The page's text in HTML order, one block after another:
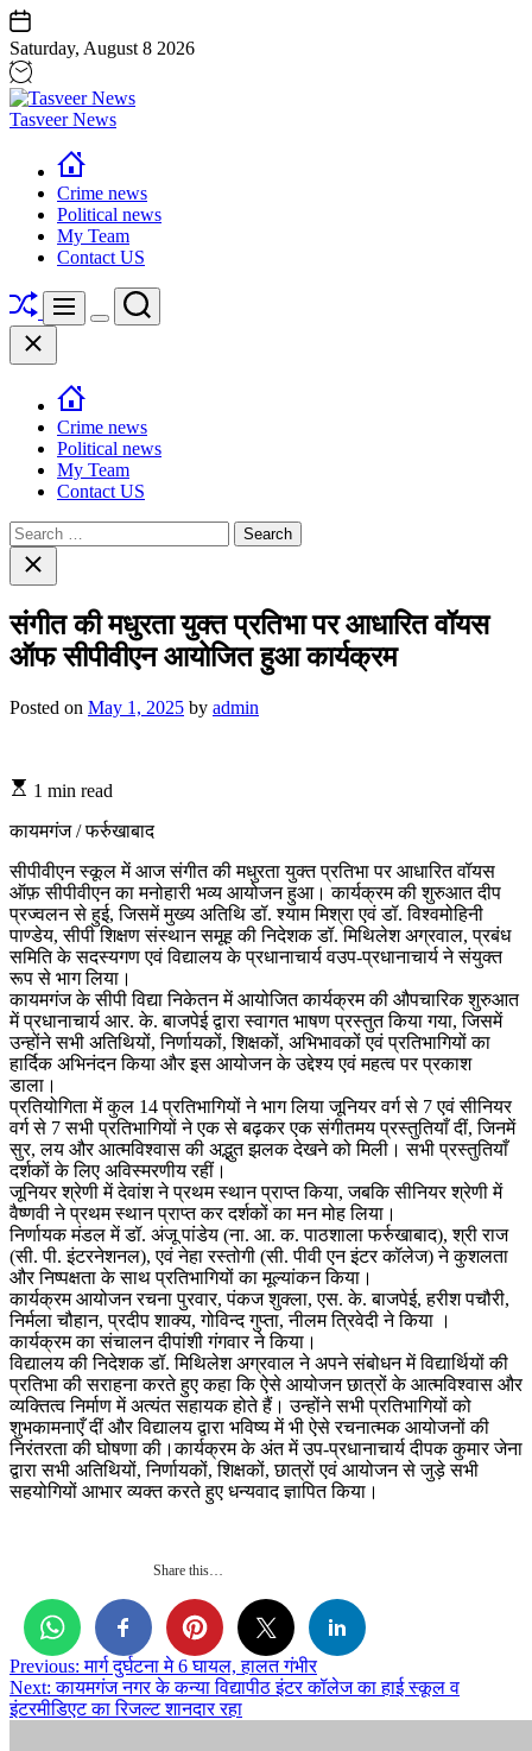
Skip
to
content
Saturday, August 8 2026
Tasveer News
Crime news
Political news
My Team
Contact US
ShuffleMenu
Switch
Search
Close
Crime news
Political news
My Team
Contact US
Search
for:Close
search
संगीत की मधुरता युक्त प्रतिभा पर आधारित वॉयस
ऑफ सीपीवीएन आयोजित हुआ कार्यक्रम
Posted on May 1, 2025 by admin
1 min read
कायमगंज / फर्रुखाबाद
सीपीवीएन स्कूल में आज संगीत की मधुरता युक्त प्रतिभा पर आधारित वॉयस
ऑफ़ सीपीवीएन का मनोहारी भव्य आयोजन हुआ। कार्यक्रम की शुरुआत दीप
प्रज्वलन से हुई, जिसमें मुख्य अतिथि डॉ. श्याम मिश्रा एवं डॉ. विश्वमोहिनी
पाण्डेय, सीपी शिक्षण संस्थान समूह की निदेशक डॉ. मिथिलेश अग्रवाल, प्रबंध
समिति के सदस्यगण एवं विद्यालय के प्रधानाचार्य वउप-प्रधानाचार्य ने संयुक्त
रूप से भाग लिया।
कायमगंज के सीपी विद्या निकेतन में आयोजित कार्यक्रम की औपचारिक शुरुआत
में प्रधानाचार्य आर. के. बाजपेई द्वारा स्वागत भाषण प्रस्तुत किया गया, जिसमें
उन्होंने सभी अतिथियों, निर्णायकों, शिक्षकों, अभिभावकों एवं प्रतिभागियों का
हार्दिक अभिनंदन किया और इस आयोजन के उद्देश्य एवं महत्व पर प्रकाश
डाला।
प्रतियोगिता में कुल 14 प्रतिभागियों ने भाग लिया जूनियर वर्ग से 7 एवं सीनियर
वर्ग से 7 सभी प्रतिभागियों ने एक से बढ़कर एक संगीतमय प्रस्तुतियाँ दीं, जिनमें
सुर, लय और आत्मविश्वास की अ‌द्भुत झलक देखने को मिली। सभी प्रस्तुतियाँ
दर्शकों के लिए अविस्मरणीय रहीं।
जूनियर श्रेणी में देवांश ने प्रथम स्थान प्राप्त किया, जबकि सीनियर श्रेणी में
वैष्णवी ने प्रथम स्थान प्राप्त कर दर्शकों का मन मोह लिया।
निर्णायक मंडल में डॉ. अंजू पांडेय (ना. आ. क. पाठशाला फर्रुखाबाद), श्री राज
(सी. पी. इंटरनेशनल), एवं नेहा रस्तोगी (सी. पीवी एन इंटर कॉलेज) ने कुशलता
और निष्पक्षता के साथ प्रतिभागियों का मूल्यांकन किया।
कार्यक्रम आयोजन रचना पुरवार, पंकज शुक्ला, एस. के. बाजपेई, हरीश पचौरी,
निर्मला चौहान, प्रदीप शाक्य, गोविन्द गुप्ता, नीलम त्रिवेदी ने किया ।
कार्यक्रम का संचालन दीपांशी गंगवार ने किया।
विद्यालय की निदेशक डॉ. मिथिलेश अग्रवाल ने अपने संबोधन में विद्यार्थियों की
प्रतिभा की सराहना करते हुए कहा कि ऐसे आयोजन छात्रों के आत्मविश्वास और
व्यक्तित्व निर्माण में अत्यंत सहायक होते हैं। उन्होंने सभी प्रतिभागियों को
शुभकामनाएँ दीं और विद्यालय द्वारा भविष्य में भी ऐसे रचनात्मक आयोजनों की
निरंतरता की घोषणा की।कार्यक्रम के अंत में उप-प्रधानाचार्य दीपक कुमार जेना
द्वारा सभी अतिथियों, निर्णायकों, शिक्षकों, छात्रों एवं आयोजन से जुड़े सभी
सहयोगियों आभार व्यक्त करते हुए धन्यवाद ज्ञापित किया।
Share this…
Post
navigation
Previous: मार्ग दुर्घटना मे 6 घायल, हालत गंभीर
Next: कायमगंज नगर के कन्या विद्यापीठ इंटर कॉलेज का हाई स्कूल व
इंटरमीडिएट का रिजल्ट शानदार रहा